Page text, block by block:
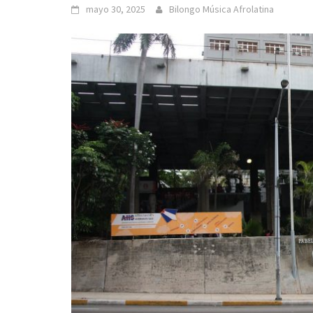
mayo 30, 2025 Bilongo Música Afrolatina